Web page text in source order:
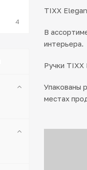
TIXX
В
интерьера.
Ручки TIXX
Упакованы
местах
4